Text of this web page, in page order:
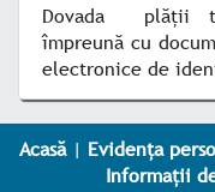
Dovada plății
împreună cu
electronice de
Acasă| Evidența
Informații